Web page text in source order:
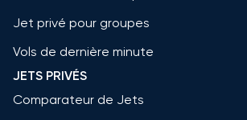
Jet privé pour groupes
Vols de dernière minute
JETS PRIVÉS
Comparateur de Jets